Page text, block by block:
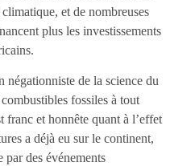
et de nombreuses
plus les investissements
négationniste de la science du
fossiles à tout
et honnête quant à l’effet
a déjà eu sur le continent,
par des événements